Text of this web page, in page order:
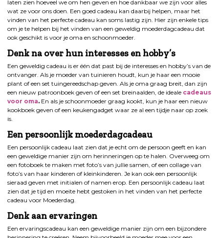
laten zien hoeveel we om hen geven en hoe dankbaar we zijn voor alles
wat ze voor ons doen. Een goed cadeau kan daarbij helpen, maar het
vinden van het perfecte cadeau kan soms lastig zijn. Hier zijn enkele tips
om je te helpen bij het vinden van een geweldig moederdagcadeau dat
ook geschikt is voor je oma en schoonmoeder.
Denk na over hun interesses en hobby’s
Een geweldig cadeau is er één dat past bij de interesses en hobby’s van de
ontvanger. Als je moeder van tuinieren houdt, kun je haar een mooie
plant of een set tuingereedschap geven. Als je oma graag breit, dan zijn
een nieuw patroonboek geven of een set breinaalden, de ideale cadeaus
voor oma. En als je schoonmoeder graag kookt, kun je haar een nieuw
kookboek geven of een keukengadget waar ze al een tijdje naar op zoek
is.
Een persoonlijk moederdagcadeau
Een persoonlijk cadeau laat zien dat je echt om de persoon geeft en kan
een geweldige manier zijn om herinneringen op te halen. Overweeg om
een fotoboek te maken met foto’s van jullie samen, of een collage van
foto’s van haar kinderen of kleinkinderen. Je kan ook een persoonlijk
sieraad geven met initialen of namen erop. Een persoonlijk cadeau laat
zien dat je tijd en moeite hebt gestoken in het vinden van het perfecte
cadeau voor Moederdag.
Denk aan ervaringen
Een ervaringscadeau kan een geweldige manier zijn om een ​​bijzondere